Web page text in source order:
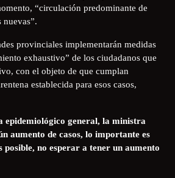
“circulación predominante de
nuevas”.
provinciales implementarán medidas
exhaustivo” de los ciudadanos que
con el objeto de que cumplan
establecida para esos casos,
epidemiológico general, la ministra
aumento de casos, lo importante es
posible, no esperar a tener un aumento